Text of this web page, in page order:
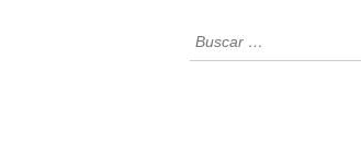
Buscar: